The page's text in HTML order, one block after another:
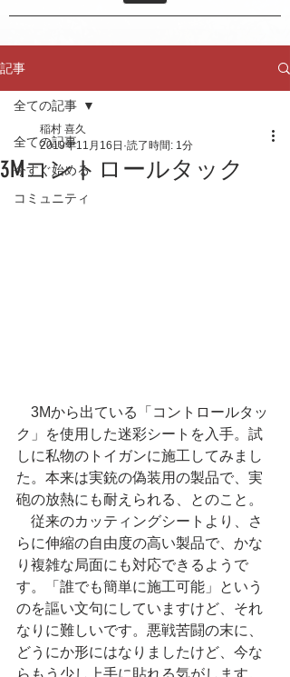
記事
全ての記事
今すぐ始める
コミュニティ
全ての記事
3Mコントロールタック
稲村 喜久
2019年11月16日 読了時間: 1分
3Mから出ている「コントロールタッ
ク」を使用した迷彩シートを入手。試
しに私物のトイガンに施工してみまし
た。本来は実銃の偽装用の製品で、実
砲の放熱にも耐えられる、とのこと。
従来のカッティングシートより、さ
らに伸縮の自由度の高い製品で、かな
り複雑な局面にも対応できるようで
す。「誰でも簡単に施工可能」という
のを謳い文句にしていますけど、それ
なりに難しいです。悪戦苦闘の末に、
どうにか形にはなりましたけど、今な
らもう少し上手に貼れる気がします。